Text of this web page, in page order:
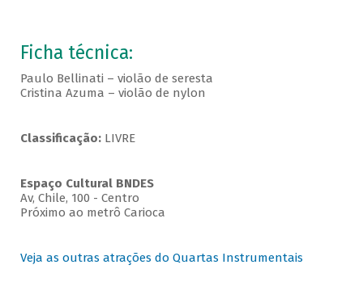
Ficha técnica:
Paulo Bellinati – violão de seresta
Cristina Azuma – violão de nylon
Classificação:LIVRE
Espaço Cultural BNDES
Av, Chile, 100 - Centro
Próximo ao metrô Carioca
Veja as outras atrações do Quartas Instrumentais